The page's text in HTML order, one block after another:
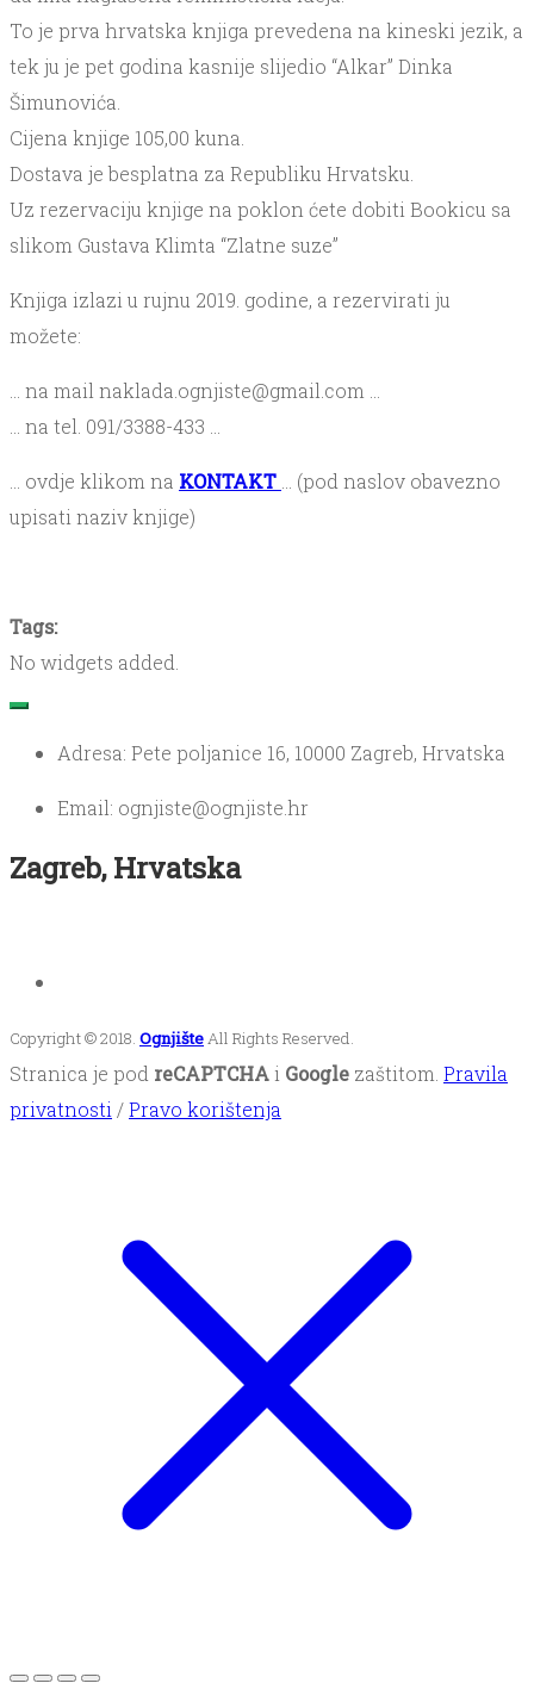
To je prva hrvatska knjiga prevedena na kineski jezik, a
tek ju je pet godina kasnije slijedio “Alkar” Dinka
Šimunovića.
Cijena knjige 105,00 kuna.
Dostava je besplatna za Republiku Hrvatsku.
Uz rezervaciju knjige na poklon ćete dobiti Bookicu sa
slikom Gustava Klimta “Zlatne suze”
Knjiga izlazi u rujnu 2019. godine, a rezervirati ju
možete:
… na mail naklada.ognjiste@gmail.com …
… na tel. 091/3388-433 …
… ovdje klikom na KONTAKT … (pod naslov obavezno
upisati naziv knjige)
Tags:
No widgets added.
Adresa: Pete poljanice 16, 10000 Zagreb, Hrvatska
Email: ognjiste@ognjiste.hr
Zagreb, Hrvatska
Copyright © 2018. OgnjišteAll Rights Reserved.
Stranica je pod reCAPTCHAi Google zaštitom. Pravila
privatnosti /Pravo korištenja